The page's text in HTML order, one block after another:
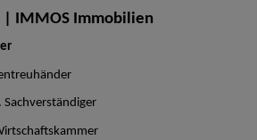
| IMMOS Immobilien
Sachverständiger